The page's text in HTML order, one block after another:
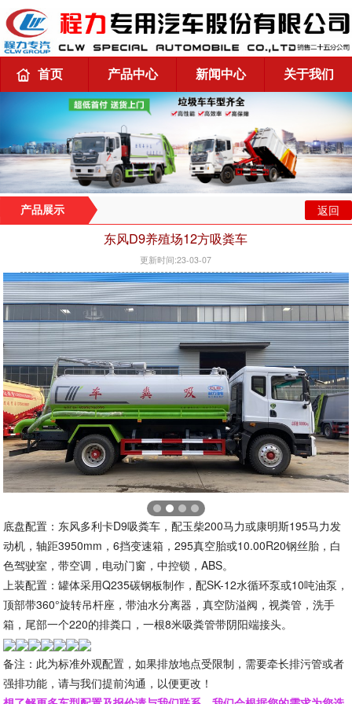
首页 产品中心 新闻中心 关于我们
产品展示 返回
东风D9养殖场12方吸粪车
更新时间:23-03-07
底盘配置：东风多利卡D9吸粪车，配玉柴200马力或康明斯195马力发
动机，轴距3950mm，6挡变速箱，295真空胎或10.00R20钢丝胎，白
色驾驶室，带空调，电动门窗，中控锁，ABS。
上装配置：罐体采用Q235碳钢板制作，配SK-12水循环泵或10吨油泵，
顶部带360°旋转吊杆座，带油水分离器，真空防溢阀，视粪管，洗手
箱，尾部一个220的排粪口，一根8米吸粪管带阴阳端接头。
备注：此为标准外观配置，如果排放地点受限制，需要牵长排污管或者
强排功能，请与我们提前沟通，以便更改！